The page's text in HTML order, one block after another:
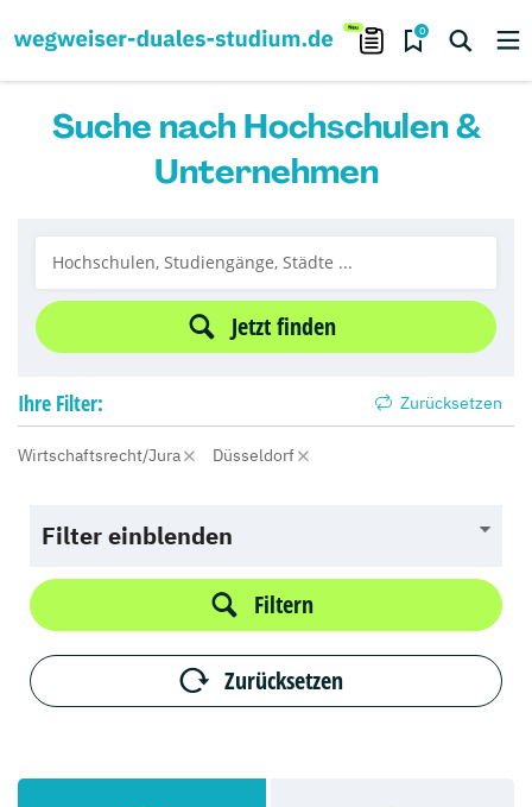
0
Suche nach Hochschulen &
Unternehmen
Jetzt finden
Ihre Filter: Zurücksetzen
Wirtschaftsrecht/Jura Düsseldorf
Filter einblenden
Filtern
Zurücksetzen